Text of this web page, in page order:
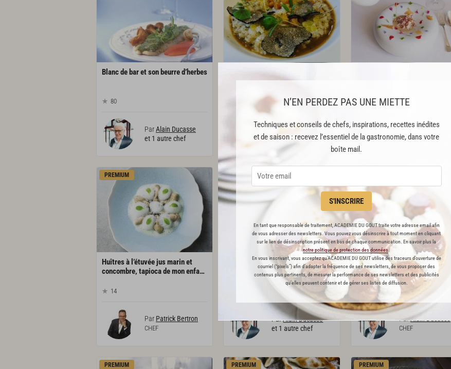
N’EN PERDEZ PAS UNE MIETTE
Techniques et conseils de chefs, inspirations, recettes inédites
et de saison : recevez l’essentiel de la gastronomie, dans votre
boîte mail.
S'INSCRIRE
En tant que responsable de traitement, ACADEMIE DU GOUT traite votre adresse email afin
de vous adresser des newsletters. Vous pouvez vous désinscrire à tout moment en cliquant
sur le lien de désinscription présent en bas de chaque communication. En savoir plus la
notre politique de protection des données.
En vous inscrivant, vous acceptez qu'ACADEMIE DU GOUT utilise des traceurs d’ouverture de
courriel (“pixels”) afin d’adapter la fréquence de ses newsletters, de vous proposer des
contenus plus pertinents, de mesurer la performance de ses newsletters et des publicités
qu’elles peuvent contenir et de gérer ses listes de diffusion.
Blancde baretson beurred’herbes
80
ParAlain Ducasse
et 1 autre chef
Risotto de cèleri à la truffe d'été
jus de volaille
ParMalandran Xavier
95
ParNolwenn Corre
CHEF
PREMIUM
Huîtres à l’étuvée jus marin et
concombre, tapioca de mon enfance, comme un risotto
14
Par Patrick Bertron
CHEF
PREMIUM
d’ail
ParAlain Ducasse
et 1 autre chef
Barbajuansd’hiver
120
ParAlain Ducasse
CHEF
PREMIUM PREMIUM PREMIUM